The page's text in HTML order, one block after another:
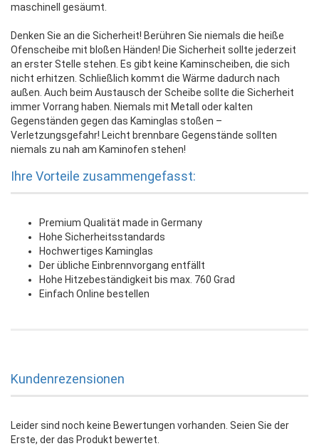
maschinell gesäumt.
Denken Sie an die Sicherheit! Berühren Sie niemals die heiße
Ofenscheibe mit bloßen Händen! Die Sicherheit sollte jederzeit
an erster Stelle stehen. Es gibt keine Kaminscheiben, die sich
nicht erhitzen. Schließlich kommt die Wärme dadurch nach
außen. Auch beim Austausch der Scheibe sollte die Sicherheit
immer Vorrang haben. Niemals mit Metall oder kalten
Gegenständen gegen das Kaminglas stoßen –
Verletzungsgefahr! Leicht brennbare Gegenstände sollten
niemals zu nah am Kaminofen stehen!
Ihre Vorteile zusammengefasst:
Premium Qualität made in Germany
Hohe Sicherheitsstandards
Hochwertiges Kaminglas
Der übliche Einbrennvorgang entfällt
Hohe Hitzebeständigkeit bis max. 760 Grad
Einfach Online bestellen
Kundenrezensionen
Leider sind noch keine Bewertungen vorhanden. Seien Sie der
Erste, der das Produkt bewertet.